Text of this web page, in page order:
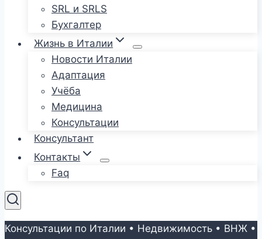
SRL и SRLS
Бухгалтер
Жизнь в Италии
Новости Италии
Адаптация
Учёба
Медицина
Консультации
Консультант
Контакты
Faq
Консультации по Италии • Недвижимость • ВНЖ •